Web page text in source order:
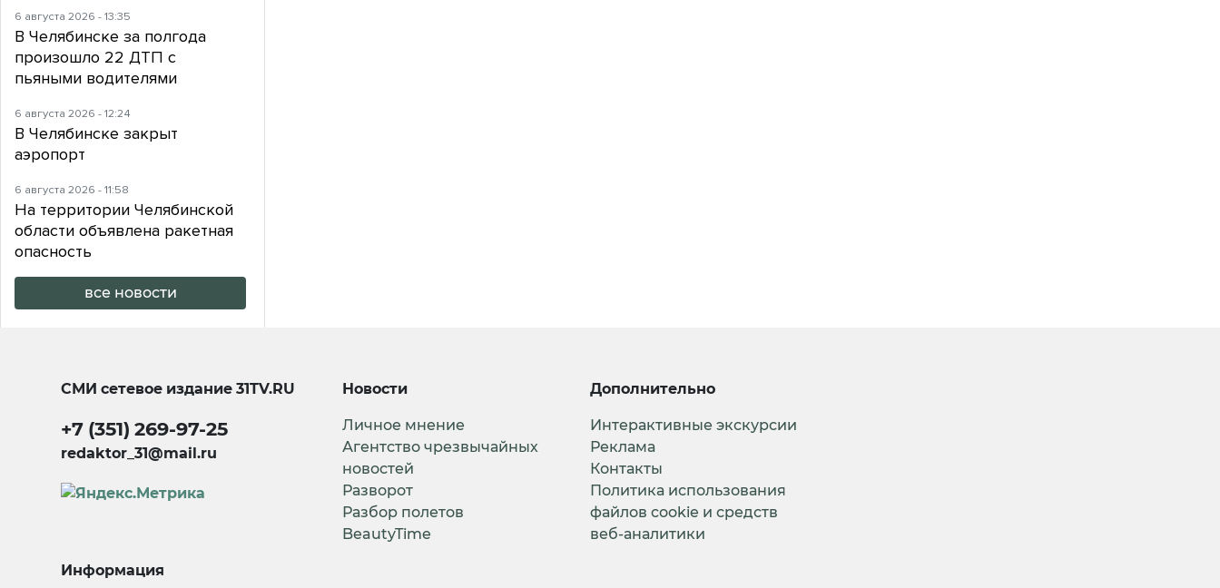
6 августа 2026 - 13:35
В Челябинске за полгода
произошло 22 ДТП с
пьяными водителями
6 августа 2026 - 12:24
В Челябинске закрыт
аэропорт
6 августа 2026 - 11:58
На территории Челябинской
области объявлена ракетная
опасность
все новости
СМИ сетевое издание31TV.RU
+7 (351) 269-97-25
redaktor_31@mail.ru
Новости
Личное мнение
Агентство чрезвычайных
новостей
Разворот
Разбор полетов
BeautyTime
Дополнительно
Интерактивные экскурсии
Реклама
Контакты
Политика использования
файлов cookie и средств
веб-аналитики
Информация